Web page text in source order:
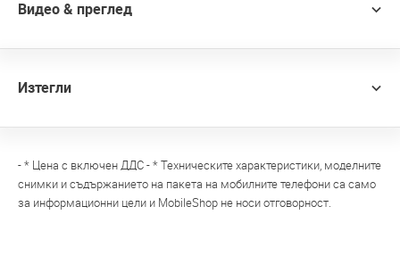
Видео & преглед
Изтегли
- * Цена с включен ДДС - * Техническите характеристики, моделните
снимки и съдържанието на пакета на мобилните телефони са само
за информационни цели и MobileShop не носи отговорност.